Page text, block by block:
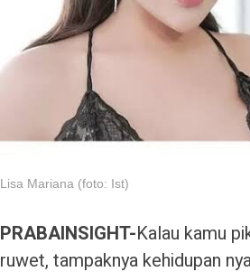
Lisa Mariana (foto: Ist)
PRABAINSIGHT-Kalau kamu
ruwet, tampaknya kehidupan